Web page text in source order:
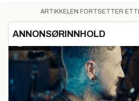
ARTIKKELEN FORTSETTER
ANNONSØRINNHOLD